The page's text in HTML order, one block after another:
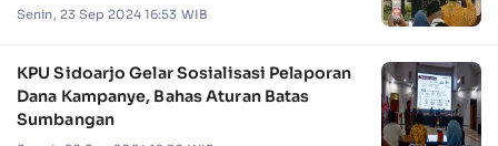
Senin, 23 Sep 2024 16:53 WIB
KPU Sidoarjo Gelar Sosialisasi Pelaporan
Dana Kampanye, Bahas Aturan Batas
Sumbangan